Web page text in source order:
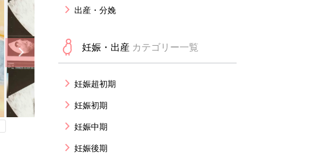
出産・分娩
妊娠・出産 カテゴリー一覧
妊娠超初期
妊娠初期
妊娠中期
妊娠後期